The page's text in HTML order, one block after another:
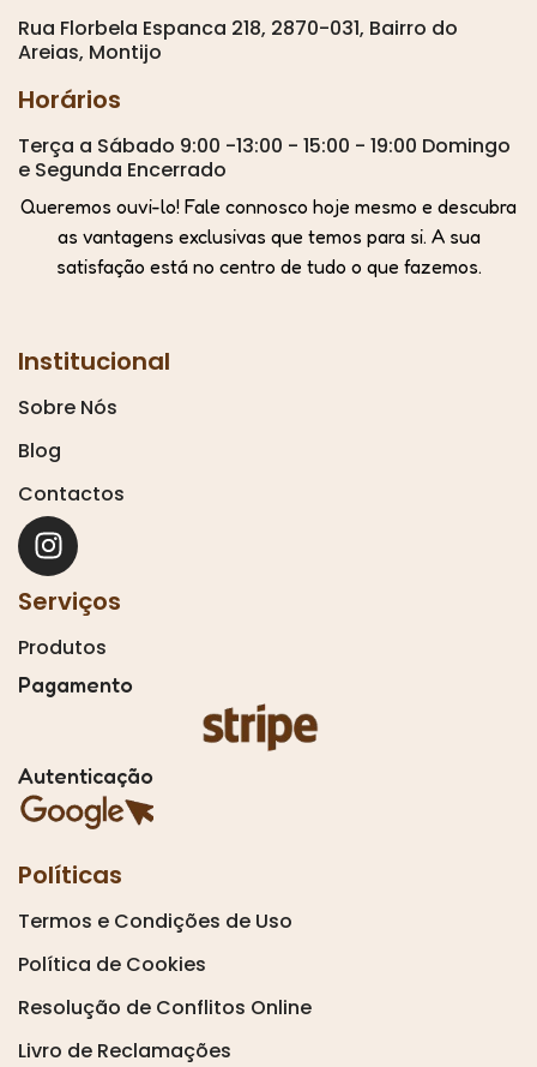
Rua Florbela Espanca 218, 2870-031, Bairro do
Areias, Montijo
Horários
Terça a Sábado 9:00 -13:00 - 15:00 - 19:00 Domingo
e Segunda Encerrado
Queremos ouvi-lo! Fale connosco hoje mesmo e descubra
as vantagens exclusivas que temos para si. A sua
satisfação está no centro de tudo o que fazemos.
Institucional
Sobre Nós
Blog
Contactos
Serviços
Produtos
Pagamento
Autenticação
Políticas
Termos e Condições de Uso
Política de Cookies
Resolução de Conflitos Online
Livro de Reclamações